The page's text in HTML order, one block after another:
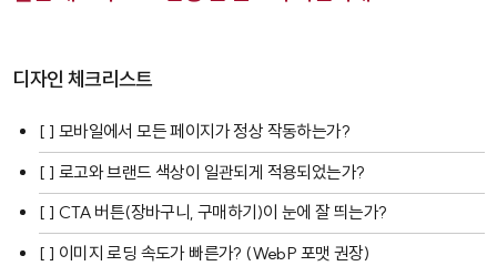
디자인 체크리스트
[ ] 모바일에서 모든 페이지가 정상 작동하는가?
[ ] 로고와 브랜드 색상이 일관되게 적용되었는가?
[ ] CTA 버튼(장바구니, 구매하기)이 눈에 잘 띄는가?
[ ] 이미지 로딩 속도가 빠른가? (WebP 포맷 권장)